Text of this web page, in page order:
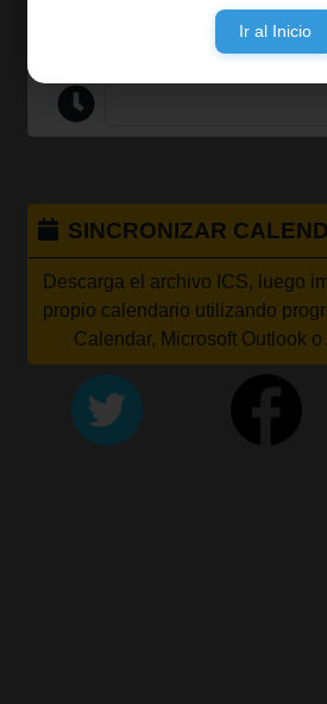
Ir al Inicio
SINCRONIZAR
Descarga el archivo ICS, luego
propio calendario utilizando
Calendar, Microsoft Outlook